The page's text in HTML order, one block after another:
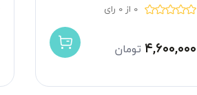
0 از 0 رای
۴,۶۰۰,۰۰۰ تومان